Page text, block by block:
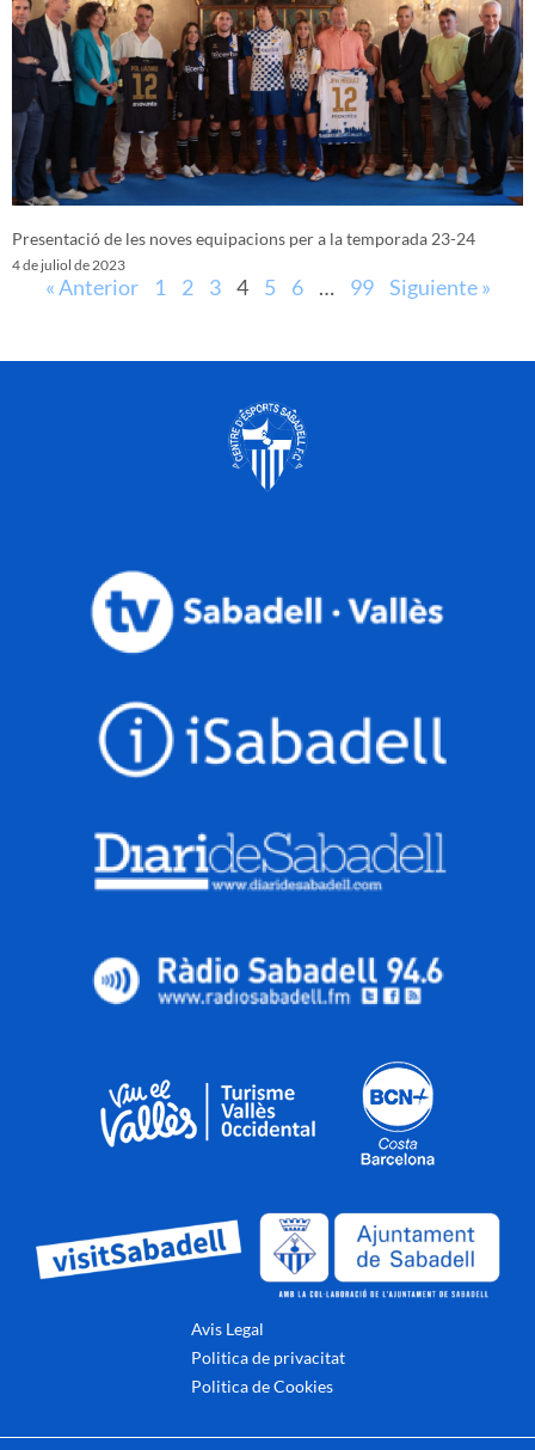
Presentació de les noves equipacions per a la temporada 23-24
4 de juliol de 2023
« Anterior 1 2 3 4 5 6 … 99 Siguiente »
Avis Legal
Politica de privacitat
Politica de Cookies